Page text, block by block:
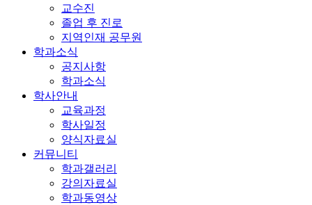
교수진
졸업 후 진로
지역인재 공무원
학과소식
공지사항
학과소식
학사안내
교육과정
학사일정
양식자료실
커뮤니티
학과갤러리
강의자료실
학과동영상